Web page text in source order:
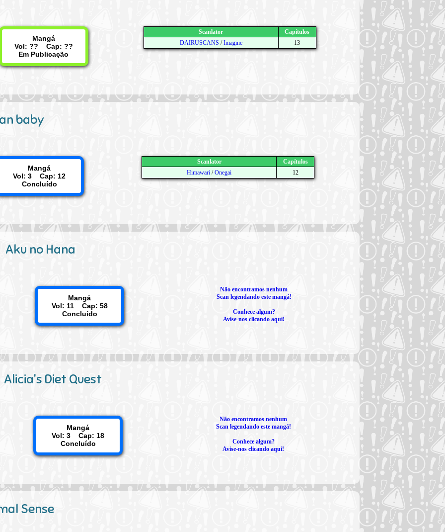
Mangá
Vol: ?? Cap: ??
Em Publicação
Scanlator
Capítulos
DAIRUSCANS /Imagine 13
baby
Mangá
Vol: 3 Cap: 12
Concluído
Scanlator
Capítulos
Himawari /Onegai 12
Aku no Hana
Mangá
Vol: 11 Cap: 58
Concluído
Não encontramos nenhum
Scan legendando este mangá!
Conhece algum?
Avise-nos clicando aqui!
Alicia's Diet Quest
Mangá
Vol: 3 Cap: 18
Concluído
Não encontramos nenhum
Scan legendando este mangá!
Conhece algum?
Avise-nos clicando aqui!
Sense